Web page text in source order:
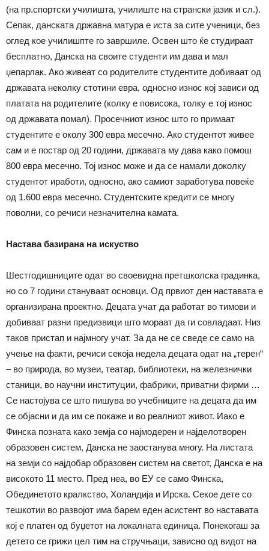
(на пр.спортски училишта, училиште на странски јазик и сл.).
Сепак, данската државна матура е иста за сите ученици, без
оглед кое училишпте го завршиле. Освен што ќе студираат
бесплатно, Данска на своите студенти им дава и мал
џепарлак. Ако живеат со родителите студентите добиваат од
државата неколку стотини евра, односно износ кој зависи од
платата на родителите (колку е повисока, толку е тој износ
од државата помал). Просечниот износ што го примаат
студентите е околу 300 евра месечно. Ако студентот живее
сам и е постар од 20 години, државата му дава како помош
800 евра месечно. Тој износ може и да се намали доколку
студентот иработи, односно, ако самиот заработува повеќе
од 1.600 евра месечно. Студентските кредити се многу
поволни, со речиси незначителна камата.
Настава базирана на искуство
Шестгодишниците одат во своевидна претшколска градинка,
но со 7 години стануваат основци. Од првиот ден наставата е
организирана проектно. Децата учат да работат во тимови и
добиваат разни предизвици што мораат да ги совладаат. Низ
таков пристап и најмногу учат. За да не се сведе се само на
учење на факти, речиси секоја недела децата одат на „терен“
– во природа, во музеи, театар, библиотеки, на железнички
станици, во научни институции, фабрики, приватни фирми …
Се настојува се што пишува во учебниците на децата да им
се објасни и да им се покаже и во реалниот живот. Иако е
Финска позната како земја со најмодерен и најделотворен
образовен систем, Данска не заостанува многу. На листата
на земји со најдобар образовен систем на светот, Данска е на
високото 11 место. Пред неа, во ЕУ се само Финска,
Обединетото кралкство, Холандија и Ирска. Секое дете со
тешкотии во развојот има барем еден асистент во наставата
кој е платен од буџетот на локалната единица. Понекогаш за
детето се грижи цел тим на стручњаци, зависно од видот на